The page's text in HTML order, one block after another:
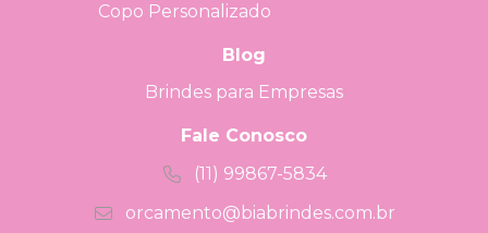
Copo Personalizado
Blog
Brindes para Empresas
Fale Conosco
(11) 99867-5834
orcamento@biabrindes.com.br